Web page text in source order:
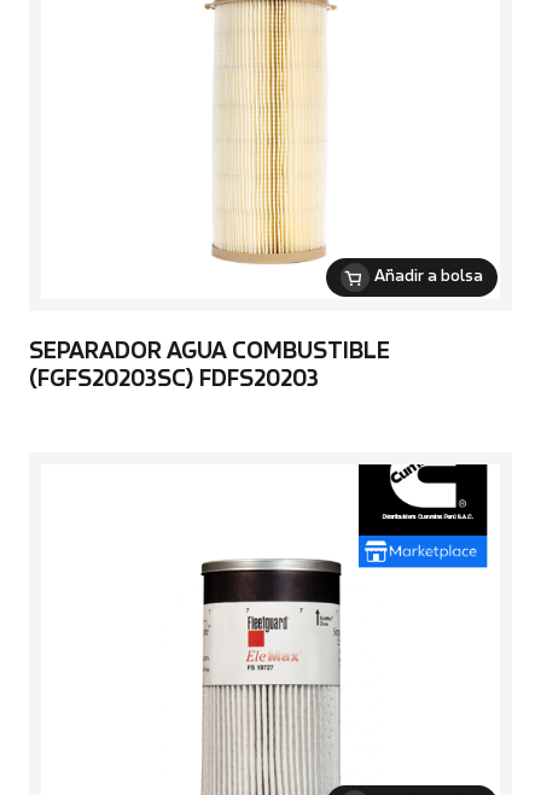
Añadir a bolsa
SEPARADOR AGUA COMBUSTIBLE
(FGFS20203SC) FDFS20203